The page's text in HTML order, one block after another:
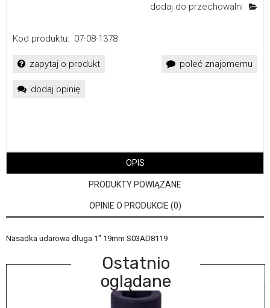
dodaj do przechowalni
Kod produktu: 07-08-1378
zapytaj o produkt poleć znajomemu
dodaj opinię
OPIS
PRODUKTY POWIĄZANE
OPINIE O PRODUKCIE (0)
Nasadka udarowa długa 1" 19mm S03AD8119
Ostatnio
oglądane